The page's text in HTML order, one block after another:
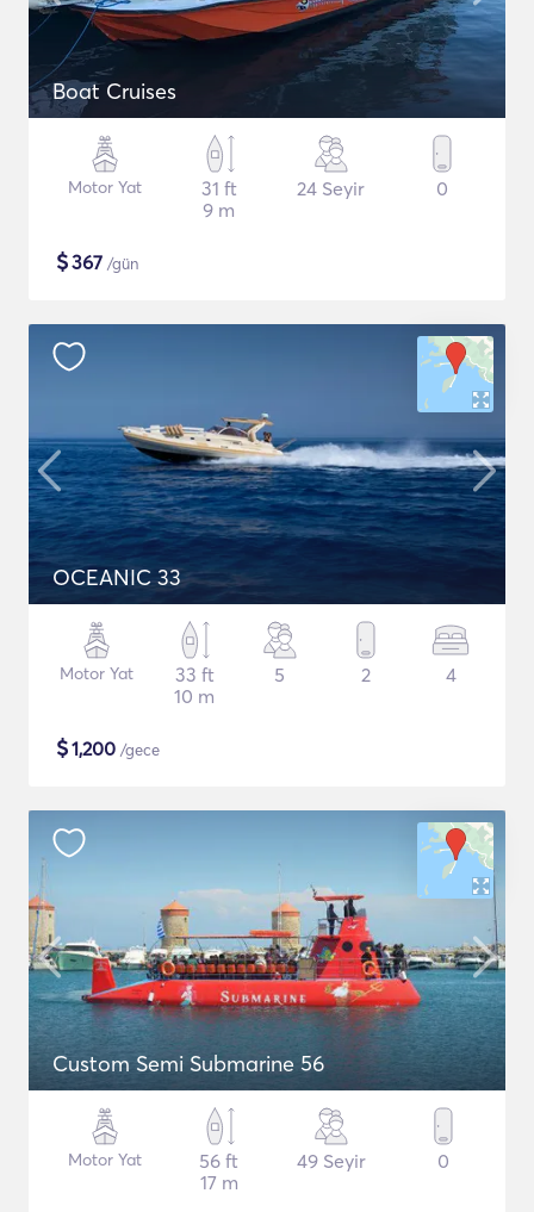
Boat Cruises
Motor Yat
31 ft
9 m
24 Seyir 0
$367 /gün
OCEANIC 33
Motor Yat
33 ft
10 m
5 2 4
$1,200 /gece
Custom Semi Submarine 56
Motor Yat
56 ft
17 m
49 Seyir 0